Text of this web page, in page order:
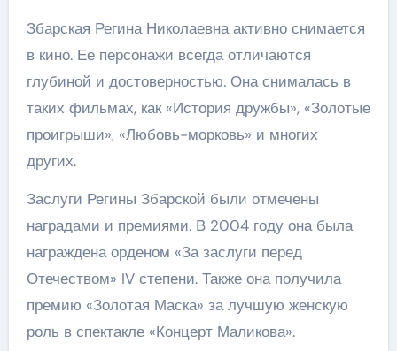
Збарская Регина Николаевна активно снимается
в кино. Ее персонажи всегда отличаются
глубиной и достоверностью. Она снималась в
таких фильмах, как «История дружбы», «Золотые
проигрыши», «Любовь-морковь» и многих
других.
Заслуги Регины Збарской были отмечены
наградами и премиями. В 2004 году она была
награждена орденом «За заслуги перед
Отечеством» IV степени. Также она получила
премию «Золотая Маска» за лучшую женскую
роль в спектакле «Концерт Маликова».